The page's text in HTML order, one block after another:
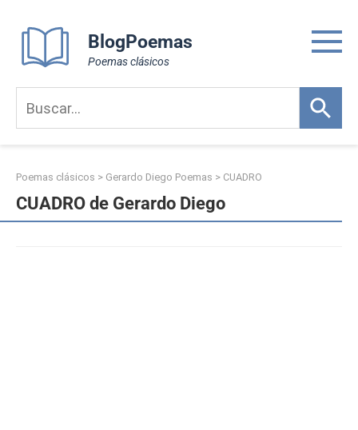
content
BlogPoemas
Poemas clásicos
Poemas clásicos > Gerardo Diego Poemas > CUADRO
CUADRO de Gerardo Diego